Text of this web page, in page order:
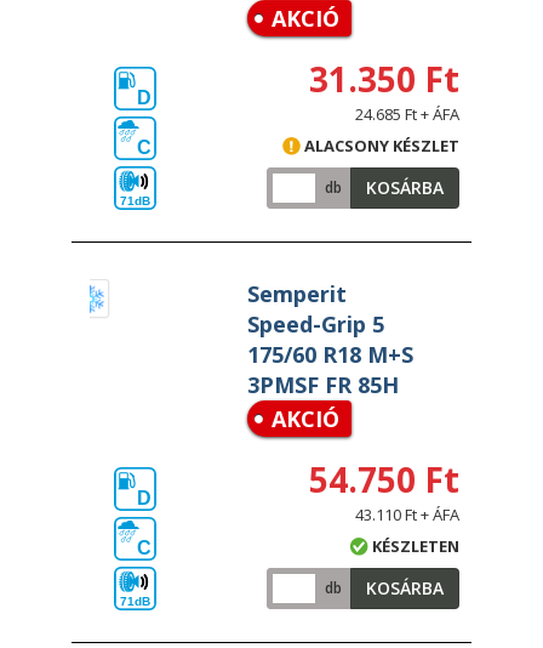
AKCIÓ
D
C
71dB
31.350 Ft
24.685 Ft + ÁFA
ALACSONY KÉSZLET
db KOSÁRBA
Semperit
Speed-Grip 5
175/60 R18 M+S
3PMSF FR 85H
AKCIÓ
D
C
71dB
54.750 Ft
43.110 Ft + ÁFA
KÉSZLETEN
db KOSÁRBA